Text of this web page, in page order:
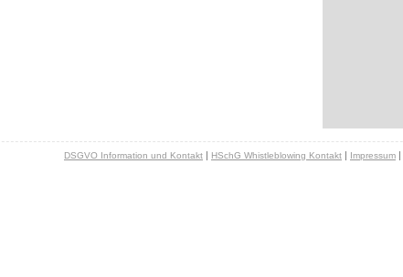
DSGVO Information und Kontakt | HSchG Whistleblowing Kontakt | Impressum |